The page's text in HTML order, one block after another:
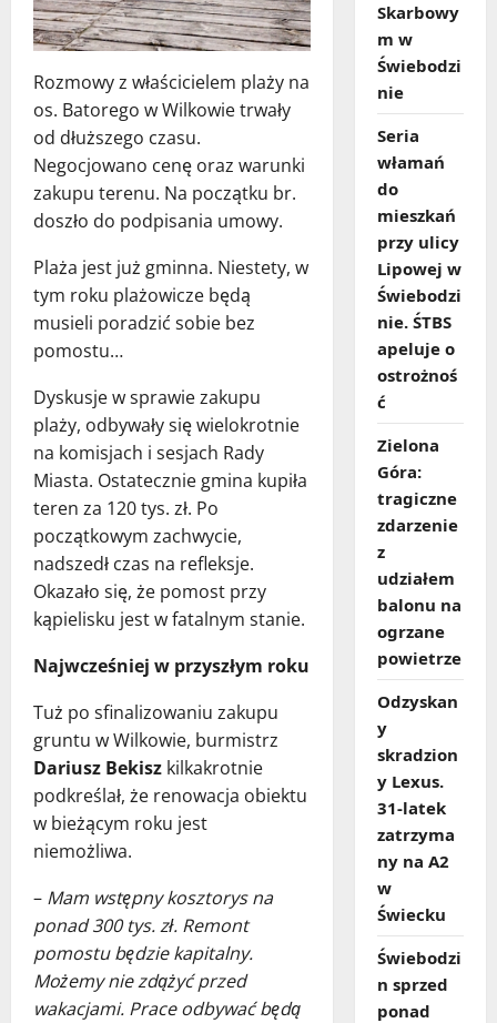
Rozmowy z właścicielem plaży na
os. Batorego w Wilkowie trwały
od dłuższego czasu.
Negocjowano cenę oraz warunki
zakupu terenu. Na początku br.
doszło do podpisania umowy.
Plaża jest już gminna. Niestety, w
tym roku plażowicze będą
musieli poradzić sobie bez
pomostu…
Dyskusje w sprawie zakupu
plaży, odbywały się wielokrotnie
na komisjach i sesjach Rady
Miasta. Ostatecznie gmina kupiła
teren za 120 tys. zł. Po
początkowym zachwycie,
nadszedł czas na refleksje.
Okazało się, że pomost przy
kąpielisku jest w fatalnym stanie.
Najwcześniej w przyszłym roku
Tuż po sfinalizowaniu zakupu
gruntu w Wilkowie, burmistrz
Dariusz Bekisz kilkakrotnie
podkreślał, że renowacja obiektu
w bieżącym roku jest
niemożliwa.
– Mam wstępny kosztorys na
ponad 300 tys. zł. Remont
pomostu będzie kapitalny.
Możemy nie zdążyć przed
wakacjami. Prace odbywać będą
Skarbowy
m w
Świebodzi
nie
Seria
włamań
do
mieszkań
przy ulicy
Lipowej w
Świebodzi
nie. ŚTBS
apeluje o
ostrożnoś
ć
Zielona
Góra:
tragiczne
zdarzenie
z
udziałem
balonu na
ogrzane
powietrze
Odzyskan
y
skradzion
y Lexus.
31‑latek
zatrzyma
ny na A2
w
Świecku
Świebodzi
n sprzed
ponad